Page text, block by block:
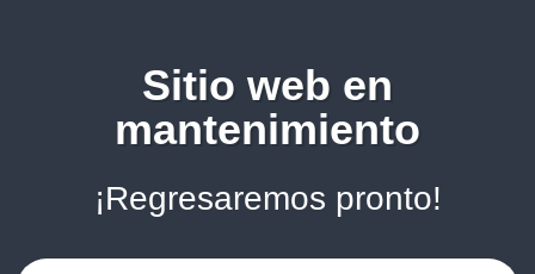
Sitio web en
mantenimiento
¡Regresaremos pronto!